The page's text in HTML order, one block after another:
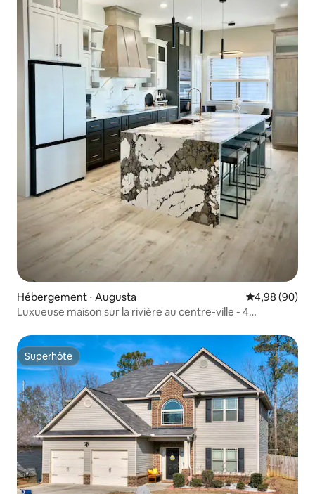
Hébergement ⋅ Augusta Évaluation
4,98 (90)
Luxueuse maison sur la rivière au centre-ville - 4
Superhôte
Superhôte